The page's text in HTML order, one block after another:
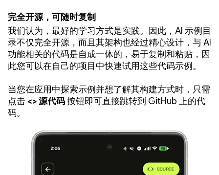
完全开源，可随时复制
我们认为，最好的学习方式是实践。因此，AI 示例目
录不仅完全开源，而且其架构也经过精心设计，与 AI
功能相关的代码是自成一体的，易于复制和粘贴，因
此您可以在自己的项目中快速试用这些代码示例。
当您在应用中探索示例并想了解其构建方式时，只需
点击 <> 源代码按钮即可直接跳转到 GitHub 上的代
码。